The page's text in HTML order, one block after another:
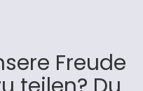
Freude